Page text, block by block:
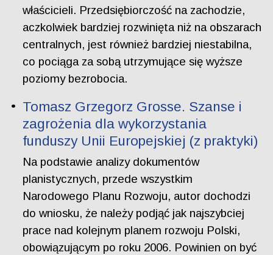
właścicieli. Przedsiębiorczość na zachodzie,
aczkolwiek bardziej rozwinięta niż na obszarach
centralnych, jest również bardziej niestabilna,
co pociąga za sobą utrzymujące się wyższe
poziomy bezrobocia.
Tomasz Grzegorz Grosse. Szanse i
zagrożenia dla wykorzystania
funduszy Unii Europejskiej (z praktyki)
Na podstawie analizy dokumentów
planistycznych, przede wszystkim
Narodowego Planu Rozwoju, autor dochodzi
do wniosku, że należy podjąć jak najszybciej
prace nad kolejnym planem rozwoju Polski,
obowiązującym po roku 2006. Powinien on być